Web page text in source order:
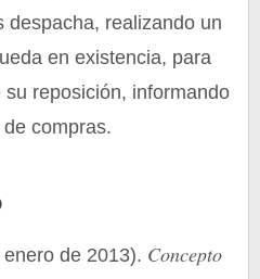
despacha, realizando un
en existencia, para
reposición, informando
compras.
de 2013). Concepto